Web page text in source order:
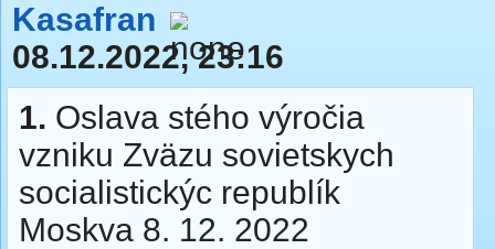
Kasafran
08.12.2022, 23:16
1. Oslava stého výročia
vzniku Zväzu sovietskych
socialistickýc republík
Moskva 8. 12. 2022